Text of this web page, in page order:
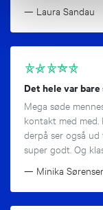
— Laura Sandau
Det hele var bare
Mega søde
kontakt med
derpå ser også
super godt. Og
— Minika